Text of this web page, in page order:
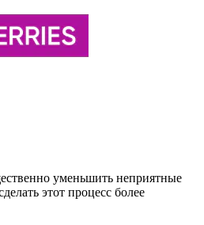
уменьшить неприятные
этот процесс более